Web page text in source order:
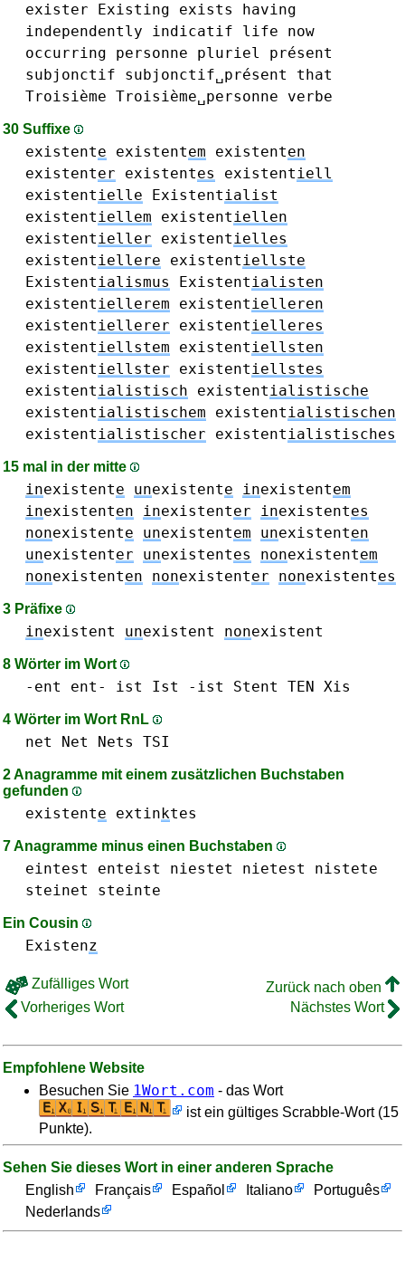
exister
Existing exists
having
independently
indicatif life
now
occurring
personne pluriel
présent
subjonctif
subjonctif␣présent
that
Troisième Troisième␣personne verbe
30 Suffixe
existente existentem existenten
existenter existentes existentiell
existentielle Existentialist
existentiellem existentiellen
existentieller existentielles
existentiellere existentiellste
Existentialismus Existentialisten
existentiellerem existentielleren
existentiellerer existentielleres
existentiellstem existentiellsten
existentiellster existentiellstes
existentialistisch existentialistische
existentialistischem existentialistischen
existentialistischer existentialistisches
15 mal in der mitte
inexistente unexistente inexistentem
inexistenten inexistenter inexistentes
nonexistente unexistentem unexistenten
unexistenter unexistentes nonexistentem
nonexistenten nonexistenter nonexistentes
3 Präfixe
inexistent unexistent nonexistent
8 Wörter im Wort
-ent ent- ist Ist -ist Stent TEN Xis
4 Wörter im Wort RnL
net Net Nets TSI
2 Anagramme mit einem zusätzlichen Buchstaben
gefunden
existente extinktes
7 Anagramme minus einen Buchstaben
eintest enteist niestet nietest
nistete
steinet
steinte
Ein Cousin
Existenz
Zufälliges Wort
Zurück nach oben
Vorheriges Wort
Nächstes Wort
Empfohlene Website
Besuchen Sie 1Wort.com - das Wort
ist ein gültiges Scrabble-Wort (15
Punkte).
Sehen Sie dieses Wort in einer anderen Sprache
English
Français Español Italiano
Português
Nederlands